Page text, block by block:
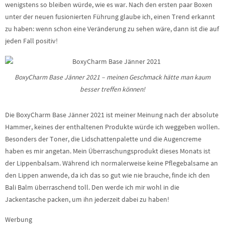
wenigstens so bleiben würde, wie es war. Nach den ersten paar Boxen
unter der neuen fusionierten Führung glaube ich, einen Trend erkannt
zu haben: wenn schon eine Veränderung zu sehen wäre, dann ist die auf
jeden Fall positiv!
BoxyCharm Base Jänner 2021 – meinen Geschmack hätte man kaum
besser treffen können!
Die BoxyCharm Base Jänner 2021 ist meiner Meinung nach der absolute
Hammer, keines der enthaltenen Produkte würde ich weggeben wollen.
Besonders der Toner, die Lidschattenpalette und die Augencreme
haben es mir angetan. Mein Überraschungsprodukt dieses Monats ist
der Lippenbalsam. Während ich normalerweise keine Pflegebalsame an
den Lippen anwende, da ich das so gut wie nie brauche, finde ich den
Bali Balm überraschend toll. Den werde ich mir wohl in die
Jackentasche packen, um ihn jederzeit dabei zu haben!
Werbung